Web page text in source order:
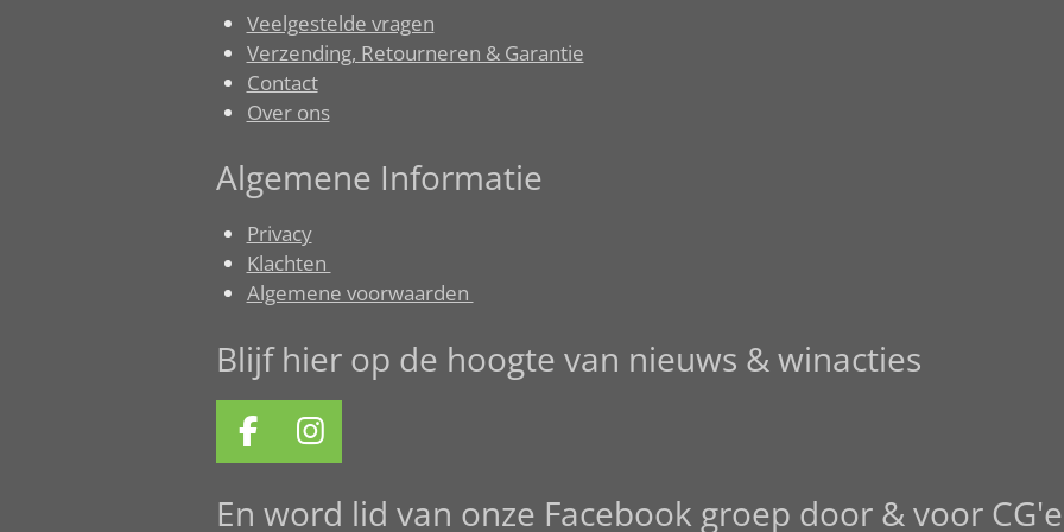
Veelgestelde vragen
Verzending, Retourneren & Garantie
Contact
Over ons
Algemene Informatie
Privacy
Klachten
Algemene voorwaarden
Blijf hier op de hoogte van nieuws & winacties
F
a
c
I
n
s
En word lid van onze Facebook groep door & voor